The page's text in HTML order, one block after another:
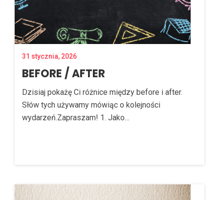
31 stycznia, 2026
BEFORE / AFTER
Dzisiaj pokażę Ci różnice między before i after.
Słów tych używamy mówiąc o kolejności
wydarzeń.Zapraszam! 1. Jako…